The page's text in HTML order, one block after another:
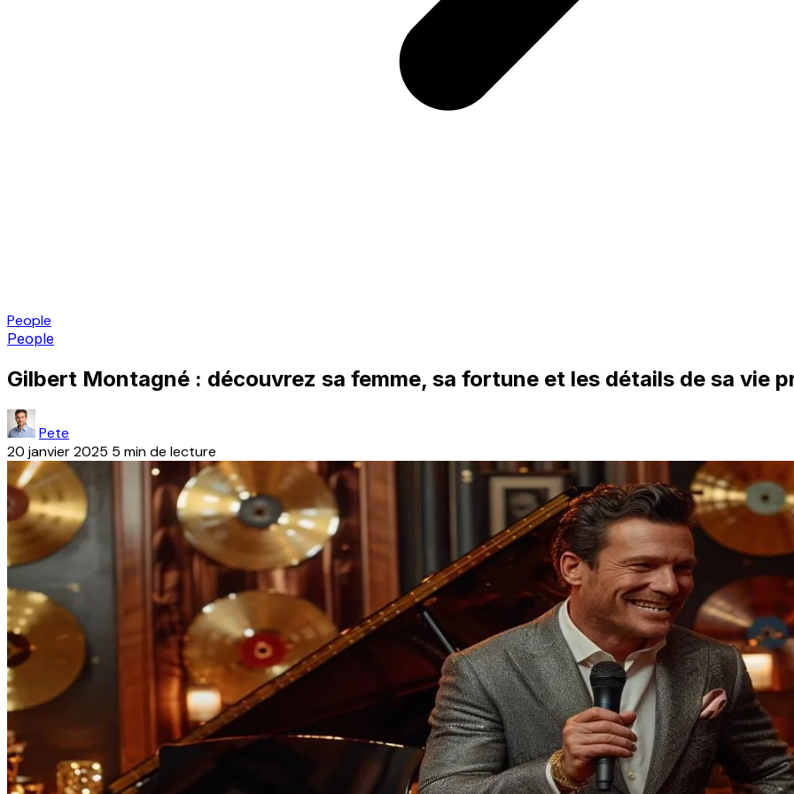
People
People
Gilbert Montagné : découvrez sa femme, sa fortune et les détails de sa vie
Pete
20 janvier 2025 5 min de lecture